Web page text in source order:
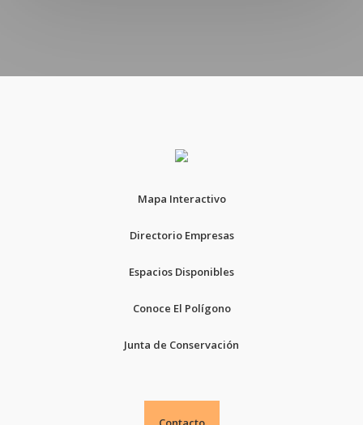
Mapa Interactivo
Directorio Empresas
Espacios Disponibles
Conoce El Polígono
Junta de Conservación